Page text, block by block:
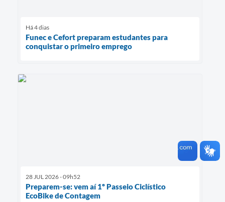
Há 4 dias
Funec e Cefort preparam estudantes para
conquistar o primeiro emprego
28 JUL 2026 - 09h52
Preparem-se: vem aí 1º Passeio Ciclístico
EcoBike de Contagem